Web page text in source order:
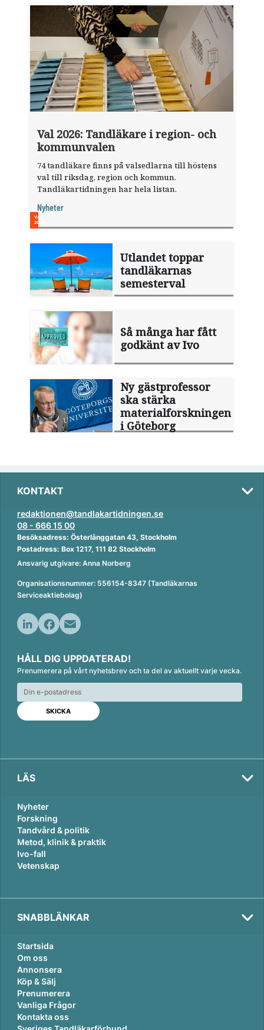
Val
2026
Val 2026: Tandläkare i region- och
kommunvalen
74 tandläkare finns på valsedlarna till höstens
val till riksdag, region och kommun.
Tandläkartidningen har hela listan.
Nyheter
Utlandet toppar
tandläkarnas
semesterval
Så många har fått
godkänt av Ivo
Ny gästprofessor
ska stärka
materialforskningen
i Göteborg
KONTAKT
redaktionen@tandlakartidningen.se
08 - 666 15 00
Besöksadress: Österlånggatan 43, Stockholm
Postadress: Box 1217, 111 82 Stockholm
Ansvarig utgivare: Anna Norberg
Organisationsnummer: 556154-8347 (Tandläkarnas
Serviceaktiebolag)
n
k
e
d
n
c
e
b
o
o
k
a
i
l
HÅLL DIG UPPDATERAD!
Prenumerera på vårt nyhetsbrev och ta del av aktuellt varje vecka.
LÄS
Nyheter
Forskning
Tandvård & politik
Metod, klinik & praktik
Ivo-fall
Vetenskap
SNABBLÄNKAR
Startsida
Om oss
Annonsera
Köp & Sälj
Prenumerera
Vanliga Frågor
Kontakta oss